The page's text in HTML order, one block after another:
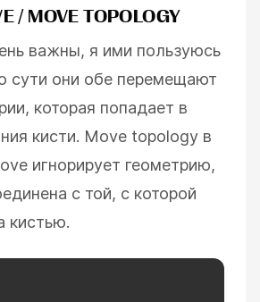
/ MOVE TOPOLOGY
важны, я ими пользуюсь
сути они обе перемещают
которая попадает в
кисти. Move topology в
игнорирует геометрию,
с той, с которой
кистью.